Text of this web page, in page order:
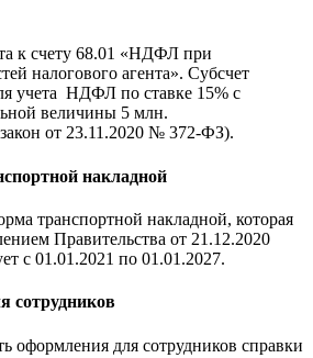
к счету 68.01 «НДФЛ при
налогового агента». Субсчет
учета НДФЛ по ставке 15% с
величины 5 млн.
от 23.11.2020 № 372-ФЗ).
накладной
транспортной накладной, которая
Правительства от 21.12.2020
с 01.01.2021 по 01.01.2027.
сотрудников
оформления для сотрудников справки